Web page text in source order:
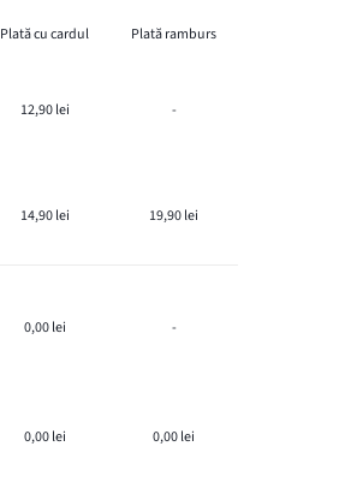
Plată cu cardul
Plată ramburs
12,90 lei -
14,90 lei 19,90 lei
0,00 lei -
0,00 lei 0,00 lei